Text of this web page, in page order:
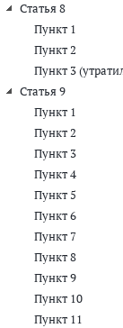
Статья 8
Пункт 1
Пункт 2
Пункт 3
Статья 9
Пункт 1
Пункт 2
Пункт 3
Пункт 4
Пункт 5
Пункт 6
Пункт 7
Пункт 8
Пункт 9
Пункт 10
Пункт 11